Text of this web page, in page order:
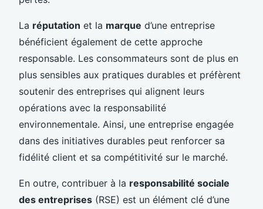
La réputation et la marque d’une entreprise
bénéficient également de cette approche
responsable. Les consommateurs sont de plus en
plus sensibles aux pratiques durables et préfèrent
soutenir des entreprises qui alignent leurs
opérations avec la responsabilité
environnementale. Ainsi, une entreprise engagée
dans des initiatives durables peut renforcer sa
fidélité client et sa compétitivité sur le marché.
En outre, contribuer à la responsabilité sociale
des entreprises (RSE) est un élément clé d’une